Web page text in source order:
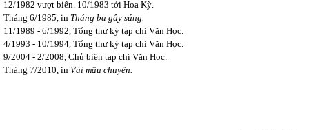
12/1982 vượt biển. 10/1983 tới Hoa Kỳ.
Tháng 6/1985, in Tháng ba gẫy súng.
11/1989 - 6/1992, Tổng thư ký tạp chí Văn Học.
4/1993 - 10/1994, Tổng thư ký tạp chí Văn Học.
9/2004 - 2/2008, Chủ biên tạp chí Văn Học.
Tháng 7/2010, in Vài mẩu chuyện.